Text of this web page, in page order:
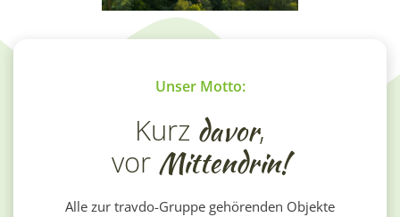
Unser Motto:
Kurz davor,
vor Mittendrin!
Alle zur travdo-Gruppe gehörenden Objekte